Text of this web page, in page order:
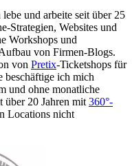
und arbeite seit über 25
Strategien, Websites und
Workshops und
von Firmen-Blogs.
von Pretix-Ticketshops für
beschäftige ich mich
und ohne monatliche
über 20 Jahren mit 360°-
Locations nicht